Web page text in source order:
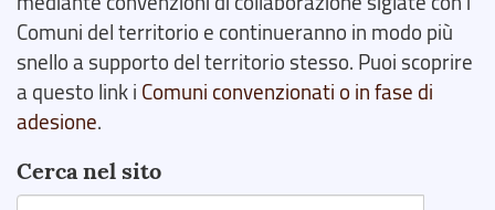
Comuni del territorio e continueranno in modo più
snello a supporto del territorio stesso. Puoi scoprire
a questo link i Comuni convenzionati o in fase di
adesione.
Cerca nel sito